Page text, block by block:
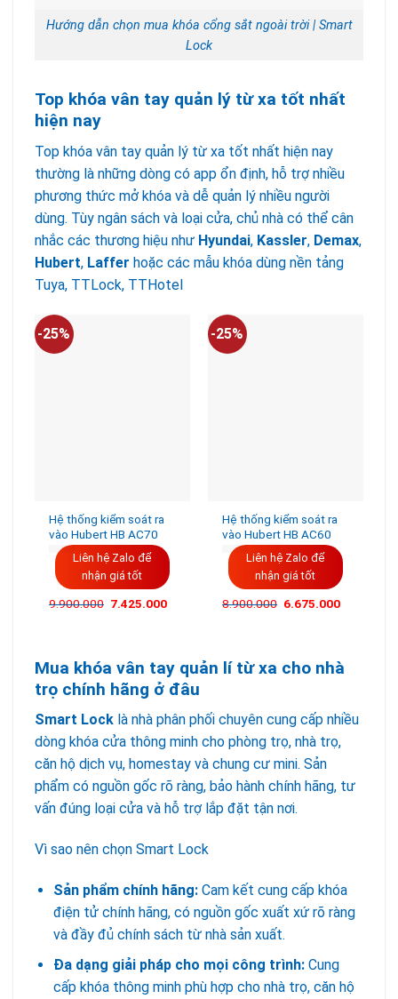
Hướng dẫn chọn mua khóa cổng sắt ngoài trời | Smart
Lock
Top khóa vân tay quản lý từ xa tốt nhất
hiện nay
Top khóa vân tay quản lý từ xa tốt nhất hiện nay
thường là những dòng có app ổn định, hỗ trợ nhiều
phương thức mở khóa và dễ quản lý nhiều người
dùng. Tùy ngân sách và loại cửa, chủ nhà có thể cân
nhắc các thương hiệu như Hyundai, Kassler, Demax,
Hubert, Laffer hoặc các mẫu khóa dùng nền tảng
Tuya, TTLock, TTHotel
-25%
Hệ thống kiểm soát ra
vào Hubert HB AC70
Liên hệ Zalo để
nhận giá tốt
9.900.000 Giá
7.425.000Giá
-25%
Hệ thống kiểm soát ra
vào Hubert HB AC60
Liên hệ Zalo để
nhận giá tốt
8.900.000 Giá
6.675.000Giá
Mua khóa vân tay quản lí từ xa cho nhà
trọ chính hãng ở đâu
Smart Lock là nhà phân phối chuyên cung cấp nhiều
dòng khóa cửa thông minh cho phòng trọ, nhà trọ,
căn hộ dịch vụ, homestay và chung cư mini. Sản
phẩm có nguồn gốc rõ ràng, bảo hành chính hãng, tư
vấn đúng loại cửa và hỗ trợ lắp đặt tận nơi.
Vì sao nên chọn Smart Lock
Sản phẩm chính hãng:Cam kết cung cấp khóa
điện tử chính hãng, có nguồn gốc xuất xứ rõ ràng
và đầy đủ chính sách từ nhà sản xuất.
Đa dạng giải pháp cho mọi công trình:Cung
cấp khóa thông minh phù hợp cho nhà trọ, căn hộ